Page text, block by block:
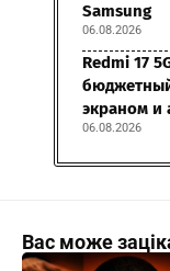
Samsung
06.08.2026
Redmi 17
экраном и
06.08.2026
Вас може